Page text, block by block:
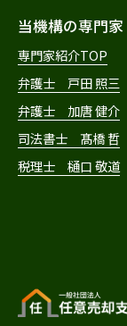
当機構の専門家
専門家紹介TOP
弁護士 戸田 照三
弁護士 加唐 健介
司法書士 髙橋 哲
税理士 樋口 敬道